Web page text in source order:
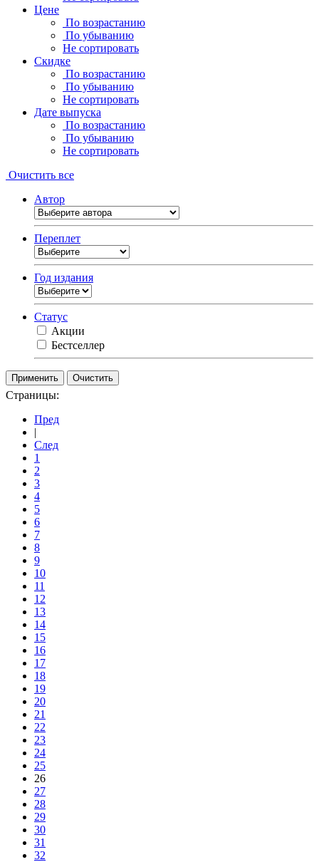
Цене
По возрастанию
По убыванию
Не сортировать
Скидке
По возрастанию
По убыванию
Не сортировать
Дате выпуска
По возрастанию
По убыванию
Не сортировать
Очистить все
Автор
Переплет
Год издания
Статус
Акции
Бестселлер
Очистить
Страницы:
Пред
|
След
1
2
3
4
5
6
7
8
9
10
11
12
13
14
15
16
17
18
19
20
21
22
23
24
25
26
27
28
29
30
31
32